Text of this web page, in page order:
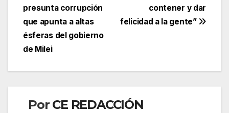
contener y dar
felicidad a la gente”
presunta corrupción
que apunta a altas
ésferas del gobierno
de Milei
Por CE REDACCIÓN